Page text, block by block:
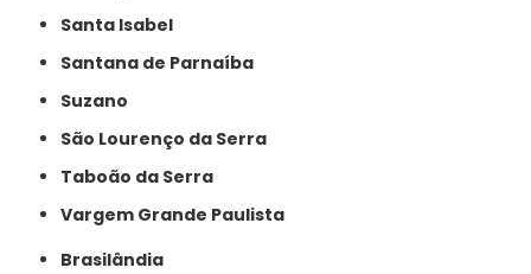
Santa Isabel
Santana de Parnaíba
Suzano
São Lourenço da Serra
Taboão da Serra
Vargem Grande Paulista
Brasilândia